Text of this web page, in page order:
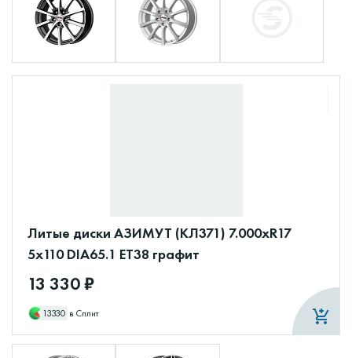
Литые диски АЗИМУТ (КЛ371) 7.000xR17
5x110 DIA65.1 ET38 графит
13 330 ₽
13330 в Сплит